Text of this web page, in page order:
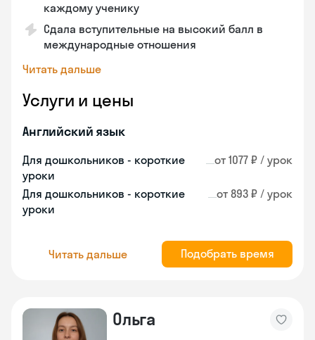
каждому ученику
Сдала вступительные на высокий балл в
международные отношения
Читать дальше
Услуги и цены
Английский язык
Для дошкольников - короткие
уроки
от 1077 ₽ / урок
Для дошкольников - короткие
уроки
от 893 ₽ / урок
Читать дальше Подобрать время
Ольга